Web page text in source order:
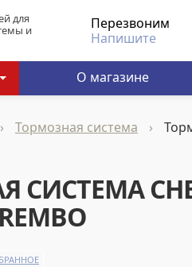
для
и
Перезвоним
Напишите
О магазине
› Тормозная система ›